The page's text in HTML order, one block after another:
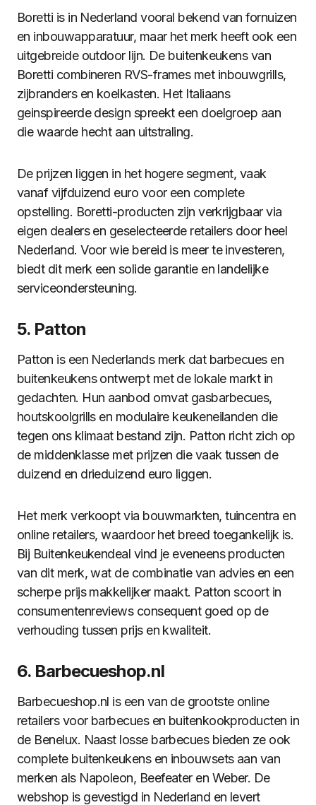
Boretti is in Nederland vooral bekend van fornuizen
en inbouwapparatuur, maar het merk heeft ook een
uitgebreide outdoor lijn. De buitenkeukens van
Boretti combineren RVS-frames met inbouwgrills,
zijbranders en koelkasten. Het Italiaans
geinspireerde design spreekt een doelgroep aan
die waarde hecht aan uitstraling.
De prijzen liggen in het hogere segment, vaak
vanaf vijfduizend euro voor een complete
opstelling. Boretti-producten zijn verkrijgbaar via
eigen dealers en geselecteerde retailers door heel
Nederland. Voor wie bereid is meer te investeren,
biedt dit merk een solide garantie en landelijke
serviceondersteuning.
5. Patton
Patton is een Nederlands merk dat barbecues en
buitenkeukens ontwerpt met de lokale markt in
gedachten. Hun aanbod omvat gasbarbecues,
houtskoolgrills en modulaire keukeneilanden die
tegen ons klimaat bestand zijn. Patton richt zich op
de middenklasse met prijzen die vaak tussen de
duizend en drieduizend euro liggen.
Het merk verkoopt via bouwmarkten, tuincentra en
online retailers, waardoor het breed toegankelijk is.
Bij Buitenkeukendeal vind je eveneens producten
van dit merk, wat de combinatie van advies en een
scherpe prijs makkelijker maakt. Patton scoort in
consumentenreviews consequent goed op de
verhouding tussen prijs en kwaliteit.
6. Barbecueshop.nl
Barbecueshop.nl is een van de grootste online
retailers voor barbecues en buitenkookproducten in
de Benelux. Naast losse barbecues bieden ze ook
complete buitenkeukens en inbouwsets aan van
merken als Napoleon, Beefeater en Weber. De
webshop is gevestigd in Nederland en levert